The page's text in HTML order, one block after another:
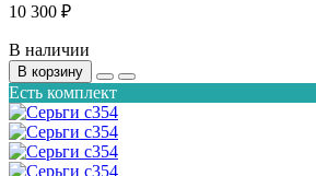
10 300 ₽
В наличии
В корзину
Есть комплект